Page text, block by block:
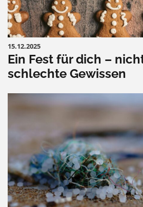
15.12.2025
Ein Fest für dich –
schlechte Gewissen